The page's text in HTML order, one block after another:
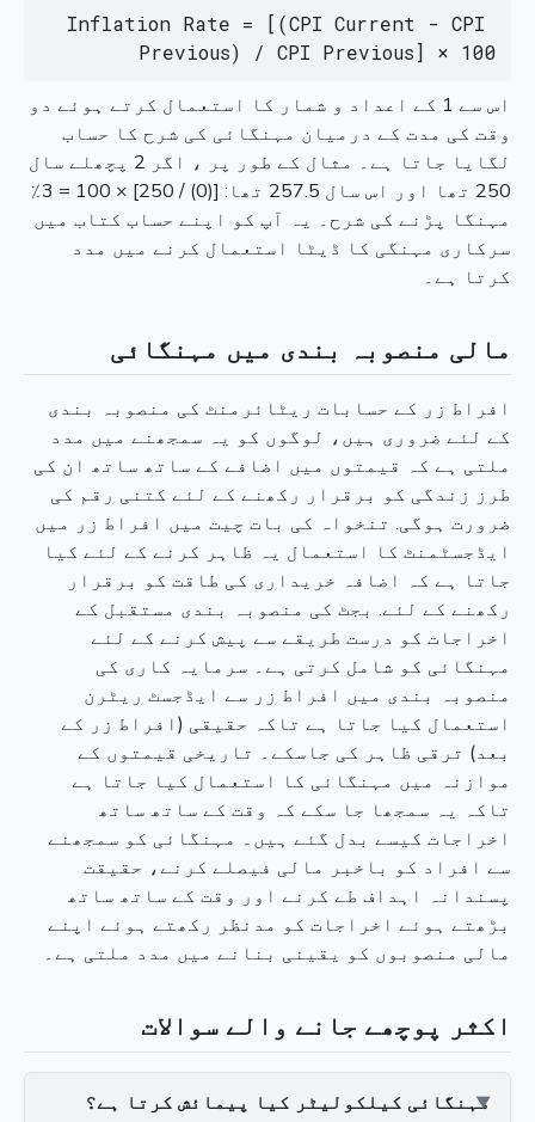
Inflation Rate = [(CPI Current - CPI
Previous) / CPI Previous] × 100
اس سے 1 کے اعداد و شمار کا استعمال کرتے ہوئے دو
وقت کی مدت کے درمیان مہنگائی کی شرح کا حساب
لگایا جاتا ہے۔ مثال کے طور پر ، اگر 2 پچھلے سال
250 تھا اور اس سال 257.5 تھا: [(0) / 250] × 100 = 3٪
مہنگا پڑنے کی شرح۔ یہ آپ کو اپنے حساب کتاب میں
سرکاری مہنگی کا ڈیٹا استعمال کرنے میں مدد
کرتا ہے۔
مالی منصوبہ بندی میں مہنگائی
افراط زر کے حسابات ریٹائرمنٹ کی منصوبہ بندی
کے لئے ضروری ہیں، لوگوں کو یہ سمجھنے میں مدد
ملتی ہے کہ قیمتوں میں اضافے کے ساتھ ساتھ ان کی
طرز زندگی کو برقرار رکھنے کے لئے کتنی رقم کی
ضرورت ہوگی. تنخواہ کی بات چیت میں افراط زر میں
ایڈجسٹمنٹ کا استعمال یہ ظاہر کرنے کے لئے کیا
جاتا ہے کہ اضافہ خریداری کی طاقت کو برقرار
رکھنے کے لئے. بجٹ کی منصوبہ بندی مستقبل کے
اخراجات کو درست طریقے سے پیش کرنے کے لئے
مہنگائی کو شامل کرتی ہے۔ سرمایہ کاری کی
منصوبہ بندی میں افراط زر سے ایڈجسٹ ریٹرن
استعمال کیا جاتا ہے تاکہ حقیقی (افراط زر کے
بعد) ترقی ظاہر کی جاسکے۔ تاریخی قیمتوں کے
موازنہ میں مہنگائی کا استعمال کیا جاتا ہے
تاکہ یہ سمجھا جا سکے کہ وقت کے ساتھ ساتھ
اخراجات کیسے بدل گئے ہیں۔ مہنگائی کو سمجھنے
سے افراد کو باخبر مالی فیصلے کرنے، حقیقت
پسندانہ اہداف طے کرنے اور وقت کے ساتھ ساتھ
بڑھتے ہوئے اخراجات کو مدنظر رکھتے ہوئے اپنے
مالی منصوبوں کو یقینی بنانے میں مدد ملتی ہے۔
اکثر پوچھے جانے والے سوالات
مہنگائی کیلکولیٹر کیا پیمائش کرتا ہے؟